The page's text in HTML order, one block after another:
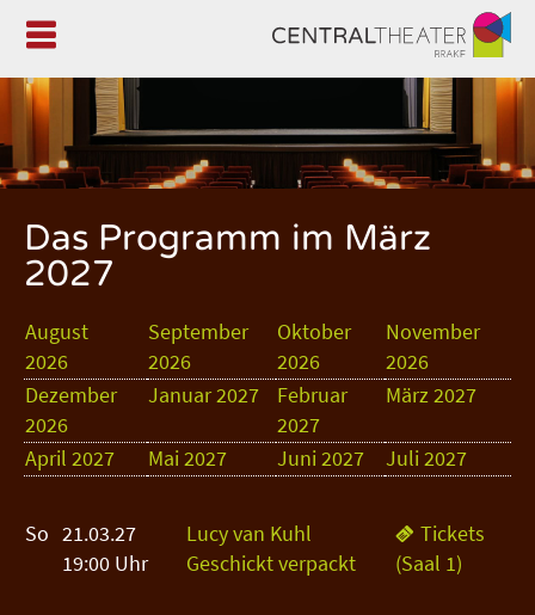

Das Programm im März
2027
August
2026
September
2026
Oktober
2026
November
2026
Dezember
2026
Januar 2027
Februar
2027
März 2027
April 2027 Mai 2027 Juni 2027 Juli 2027
So 21.03.27
19:00 Uhr
Lucy van Kuhl
Geschickt verpackt
 Tickets
(Saal 1)